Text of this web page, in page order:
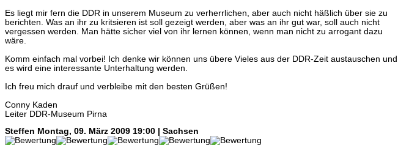
Es liegt mir fern die DDR in unserem Museum zu verherrlichen, aber auch nicht häßlich über sie zu
berichten. Was an ihr zu kritsieren ist soll gezeigt werden, aber was an ihr gut war, soll auch nicht
vergessen werden. Man hätte sicher viel von ihr lernen können, wenn man nicht zu arrogant dazu
wäre.
Komm einfach mal vorbei! Ich denke wir können uns übere Vieles aus der DDR-Zeit austauschen und
es wird eine interessante Unterhaltung werden.
Ich freu mich drauf und verbleibe mit den besten Grüßen!
Conny Kaden
Leiter DDR-Museum Pirna
Steffen Montag, 09. März 2009 19:00 | Sachsen